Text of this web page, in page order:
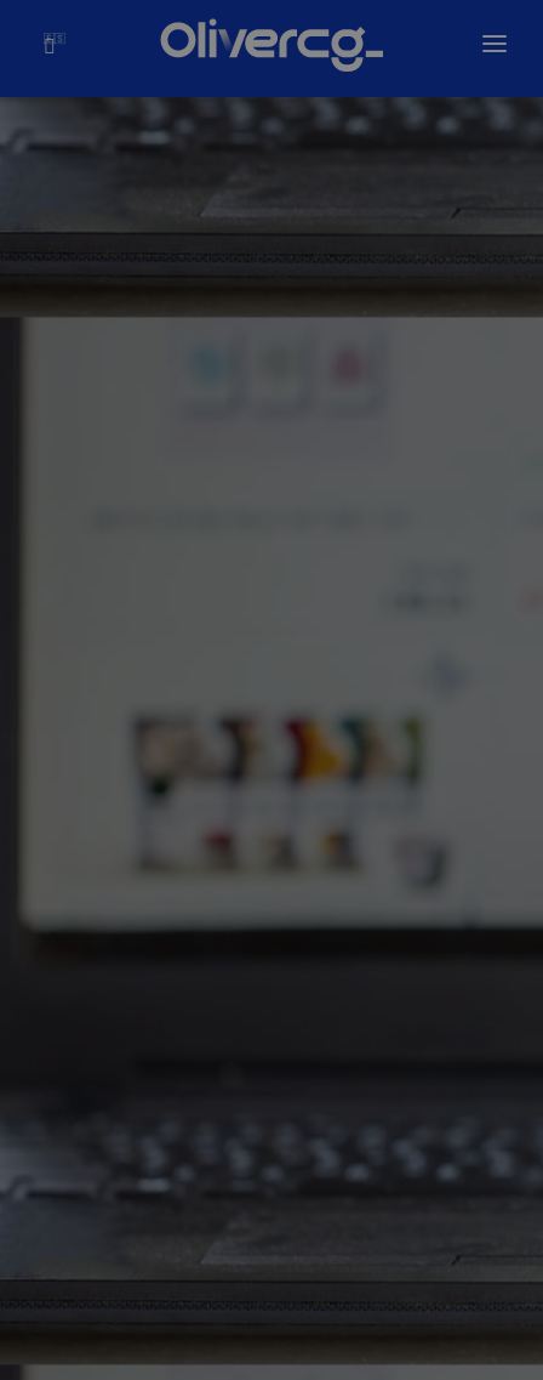
🇪🇸
Inicio
Olivercg